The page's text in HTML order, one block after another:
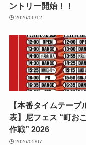
ントリー開始！！
2026/06/12
【本番タイムテーブ
表】尼フェス “町お
作戦” 2026
2026/05/07